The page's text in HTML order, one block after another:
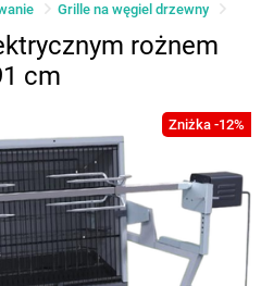
Grille na węgiel drzewny
rożnem
cm
Zniżka -12%